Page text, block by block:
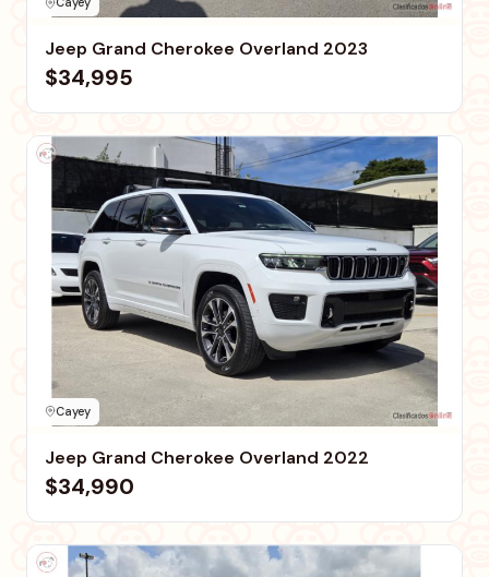
Jeep Grand Cherokee Overland 2023
$34,995
Cayey
Jeep Grand Cherokee Overland 2022
$34,990